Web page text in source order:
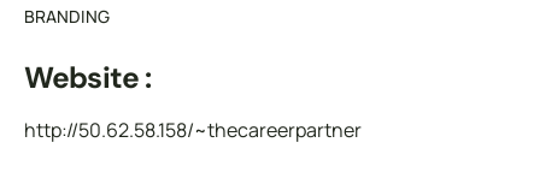
BRANDING
Website :
http://50.62.58.158/~thecareerpartner